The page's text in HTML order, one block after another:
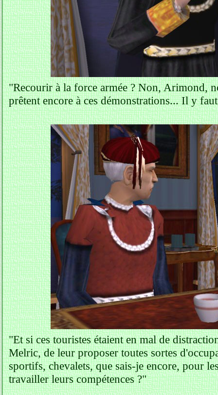
"Recourir à la force armée ? Non, Arimond,
prêtent encore à ces démonstrations... Il y
"Et si ces touristes étaient en mal de
Melric, de leur proposer toutes sortes
sportifs, chevalets, que sais-je encore, pour
travailler leurs compétences ?"